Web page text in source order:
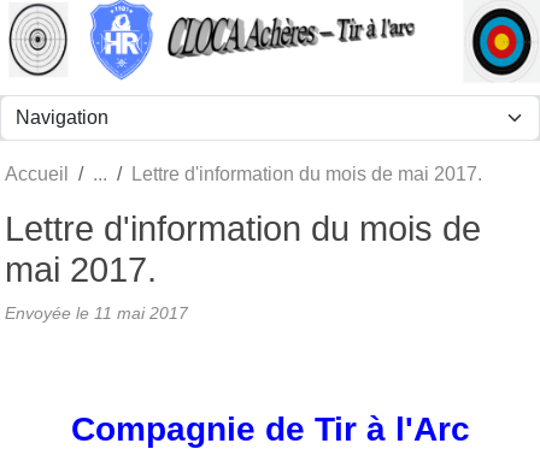
Accueil Lettre d'information du mois de mai 2017.
Lettre d'information du mois de
mai 2017.
Envoyée le 11 mai 2017
Compagnie de Tir à l'Arc
Panneau de gestion des cookies